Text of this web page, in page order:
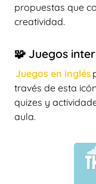
propuestas que
creatividad.
🧩 Juegos
Juegos en inglés
través de esta
quizes y
aula.